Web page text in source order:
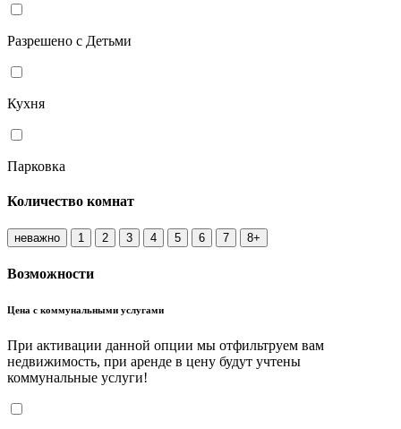
Разрешено с Детьми
Кухня
Парковка
Количество комнат
неважно 1 2 3 4 5 6 7 8+
Возможности
Цена с коммунальными услугами
При активации данной опции мы отфильтруем вам
недвижимость, при аренде в цену будут учтены
коммунальные услуги!